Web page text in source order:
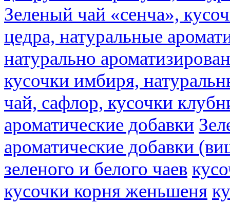
Зеленый чай «сенча»,
цедра, натуральные
натурально
кусочки имбиря,
чай, сафлор, кусочки
ароматические добавки
ароматические добавки
зеленого и белого чаев
кусочки корня женьшеня